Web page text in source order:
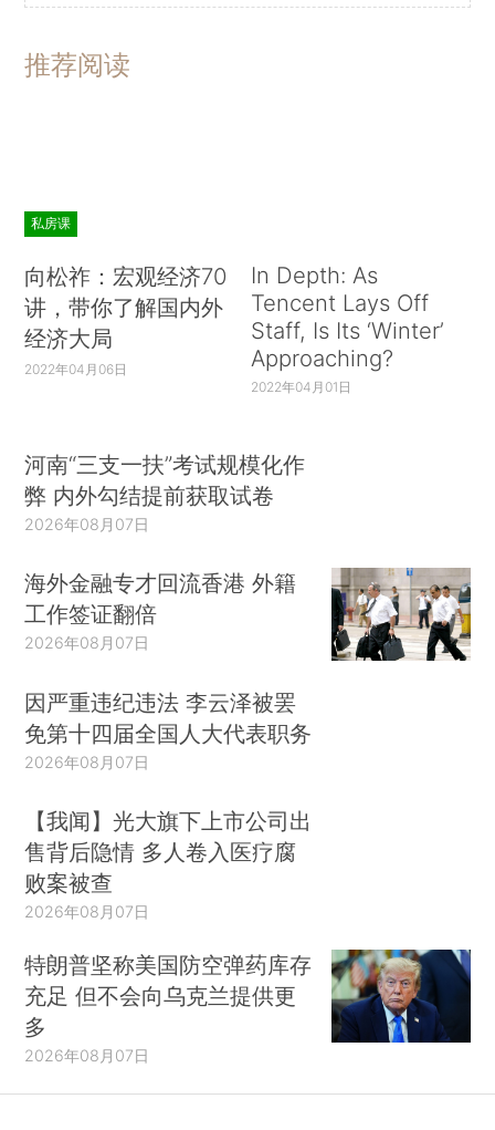
推荐阅读
私房课
向松祚：宏观经济70
讲，带你了解国内外
经济大局
2022年04月06日
In Depth: As
Tencent Lays Off
Staff, Is Its ‘Winter’
Approaching?
2022年04月01日
河南“三支一扶”考试规模化作
弊 内外勾结提前获取试卷
2026年08月07日
海外金融专才回流香港 外籍
工作签证翻倍
2026年08月07日
因严重违纪违法 李云泽被罢
免第十四届全国人大代表职务
2026年08月07日
【我闻】光大旗下上市公司出
售背后隐情 多人卷入医疗腐
败案被查
2026年08月07日
特朗普坚称美国防空弹药库存
充足 但不会向乌克兰提供更
多
2026年08月07日